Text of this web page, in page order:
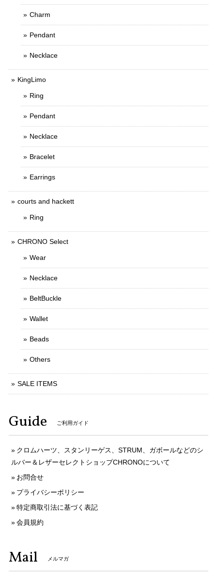
Charm
Pendant
Necklace
KingLimo
Ring
Pendant
Necklace
Bracelet
Earrings
courts and hackett
Ring
CHRONO Select
Wear
Necklace
BeltBuckle
Wallet
Beads
Others
SALE ITEMS
Guide ご利用ガイド
クロムハーツ、スタンリーゲス、STRUM、ガボールなどのシ
ルバー＆レザーセレクトショップCHRONOについて
お問合せ
プライバシーポリシー
特定商取引法に基づく表記
会員規約
Mail メルマガ